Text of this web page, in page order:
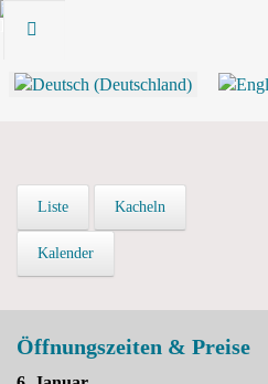
Liste Kacheln
Kalender
Öffnungszeiten & Preise